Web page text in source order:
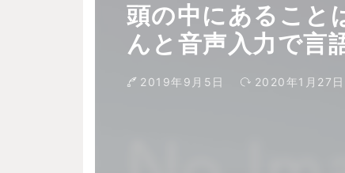
頭の中にあること
んと音声入力で言
2019年9月5日 2020年1月27日